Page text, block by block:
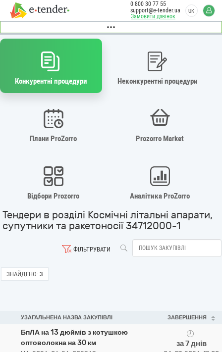
Замовити дзвінок
0 800 30 77 55
support@e-tender.ua
UK
Конкурентні процедури Неконкурентні процедури
Плани ProZorro Prozorro Market
Відбори Prozorro Аналітика ProZorro
Тендери в розділі Космічні літальні апарати,
супутники та ракетоносії 34712000-1
ФІЛЬТРУВАТИ
ЗНАЙДЕНО: 3
УЗАГАЛЬНЕНА НАЗВА ЗАКУПІВЛІ ЗАВЕРШЕННЯ
БпЛА на 13 дюймів з котушкою
оптоволокна на 30 км
за 7 днів